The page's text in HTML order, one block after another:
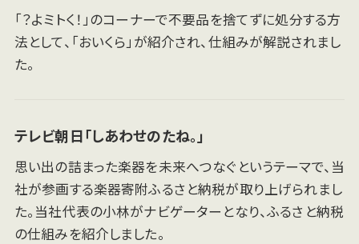
「？よミトく！」のコーナーで不要品を捨てずに処分する方
法として、「おいくら」が紹介され、仕組みが解説されまし
た。
テレビ朝日「しあわせのたね。」
思い出の詰まった楽器を未来へつなぐというテーマで、当
社が参画する楽器寄附ふるさと納税が取り上げられまし
た。当社代表の小林がナビゲーターとなり、ふるさと納税
の仕組みを紹介しました。